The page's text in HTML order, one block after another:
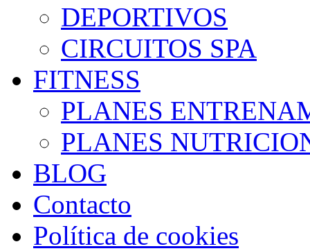
DEPORTIVOS
CIRCUITOS SPA
FITNESS
PLANES
PLANES
BLOG
Contacto
Política de cookies